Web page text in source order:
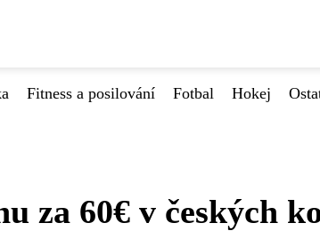
Fitness a posilování Fotbal Hokej
za 60€ v českých